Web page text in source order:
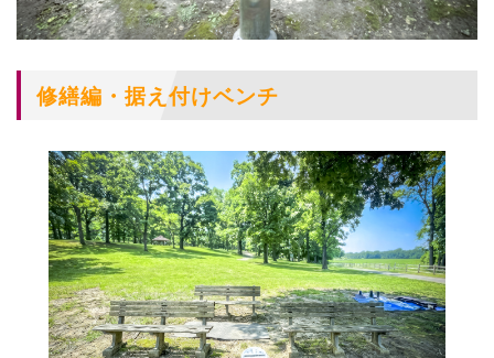
修繕編・据え付けベンチ